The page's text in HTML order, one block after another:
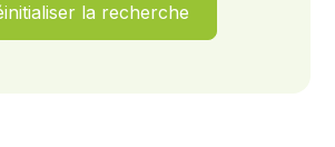
la recherche